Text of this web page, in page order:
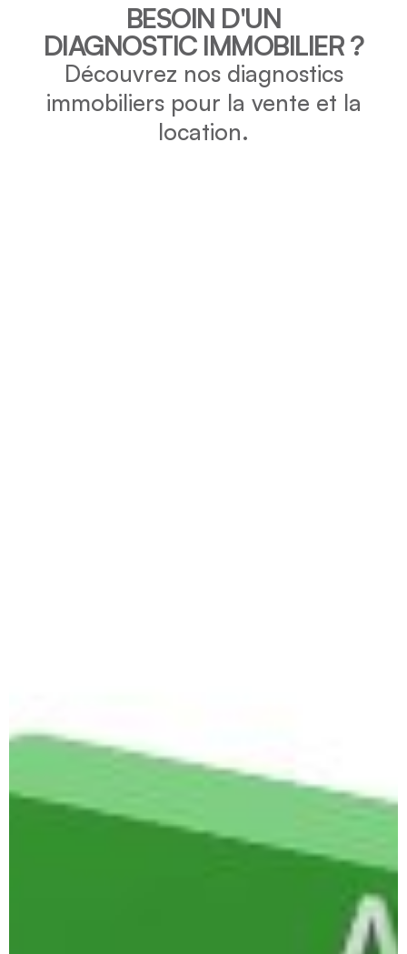
BESOIN D'UN
DIAGNOSTIC IMMOBILIER ?
Découvrez nos diagnostics
immobiliers pour la vente et la
location.